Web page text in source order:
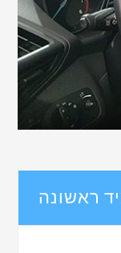
ראשונה